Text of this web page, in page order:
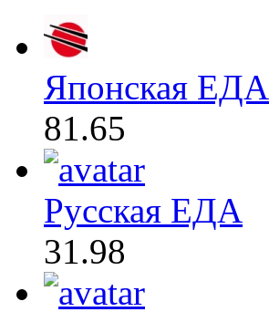
Японская ЕДА
81.65
Русская ЕДА
31.98